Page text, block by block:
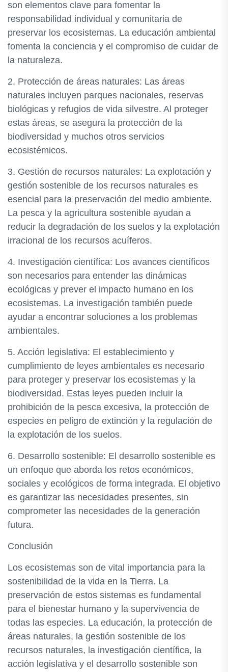
son elementos clave para fomentar la
responsabilidad individual y comunitaria de
preservar los ecosistemas. La educación ambiental
fomenta la conciencia y el compromiso de cuidar de
la naturaleza.
2. Protección de áreas naturales: Las áreas
naturales incluyen parques nacionales, reservas
biológicas y refugios de vida silvestre. Al proteger
estas áreas, se asegura la protección de la
biodiversidad y muchos otros servicios
ecosistémicos.
3. Gestión de recursos naturales: La explotación y
gestión sostenible de los recursos naturales es
esencial para la preservación del medio ambiente.
La pesca y la agricultura sostenible ayudan a
reducir la degradación de los suelos y la explotación
irracional de los recursos acuíferos.
4. Investigación científica: Los avances científicos
son necesarios para entender las dinámicas
ecológicas y prever el impacto humano en los
ecosistemas. La investigación también puede
ayudar a encontrar soluciones a los problemas
ambientales.
5. Acción legislativa: El establecimiento y
cumplimiento de leyes ambientales es necesario
para proteger y preservar los ecosistemas y la
biodiversidad. Estas leyes pueden incluir la
prohibición de la pesca excesiva, la protección de
especies en peligro de extinción y la regulación de
la explotación de los suelos.
6. Desarrollo sostenible: El desarrollo sostenible es
un enfoque que aborda los retos económicos,
sociales y ecológicos de forma integrada. El objetivo
es garantizar las necesidades presentes, sin
comprometer las necesidades de la generación
futura.
Conclusión
Los ecosistemas son de vital importancia para la
sostenibilidad de la vida en la Tierra. La
preservación de estos sistemas es fundamental
para el bienestar humano y la supervivencia de
todas las especies. La educación, la protección de
áreas naturales, la gestión sostenible de los
recursos naturales, la investigación científica, la
acción legislativa y el desarrollo sostenible son